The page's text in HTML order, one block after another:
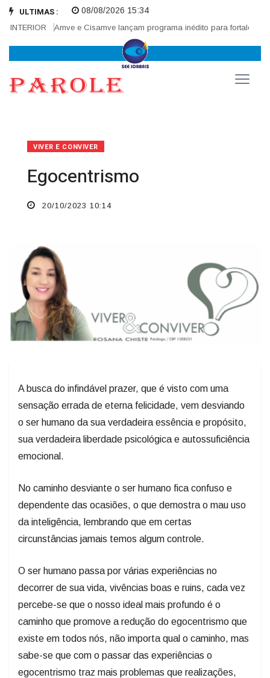
ULTIMAS :
Amve e Cisamve lançam programa inédito para fortalecer
08/08/2026 15:34
VIVER E CONVIVER
Egocentrismo
20/10/2023 10:14
A busca do infindável prazer, que é visto com uma
sensação errada de eterna felicidade, vem desviando
o ser humano da sua verdadeira essência e propósito,
sua verdadeira liberdade psicológica e autossuficiência
emocional.
No caminho desviante o ser humano fica confuso e
dependente das ocasiões, o que demostra o mau uso
da inteligência, lembrando que em certas
circunstâncias jamais temos algum controle.
O ser humano passa por várias experiências no
decorrer de sua vida, vivências boas e ruins, cada vez
percebe-se que o nosso ideal mais profundo é o
caminho que promove a redução do egocentrismo que
existe em todos nós, não importa qual o caminho, mas
sabe-se que com o passar das experiências o
egocentrismo traz mais problemas que realizações,